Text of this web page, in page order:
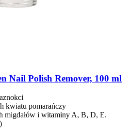
Nail Polish Remover, 100 ml
kwiatu pomarańczy
migdałów i witaminy A, B, D, E.